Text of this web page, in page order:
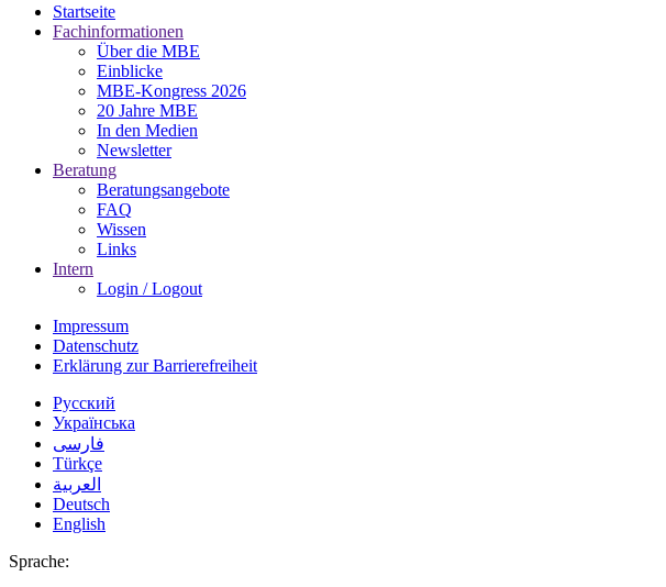
Startseite
Fachinformationen
Über die MBE
Einblicke
MBE-Kongress 2026
20 Jahre MBE
In den Medien
Newsletter
Beratung
Beratungsangebote
FAQ
Wissen
Links
Intern
Login / Logout
Impressum
Datenschutz
Erklärung zur Barrierefreiheit
Русский
Українська
فارسی
Türkçe
العربية
Deutsch
English
Sprache: